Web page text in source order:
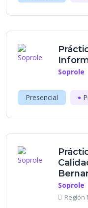
Soprole
Presencial
Soprole
Región